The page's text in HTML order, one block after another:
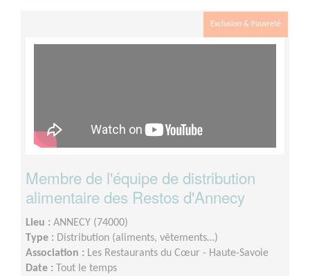
Exclusion & Pauvreté
Membre de l'équipe de distribution
alimentaire des Restos d'Annecy
Lieu : ANNECY (74000)
Type : Distribution (aliments, vêtements…)
Association : Les Restaurants du Cœur - Haute-Savoie
Date : Tout le temps